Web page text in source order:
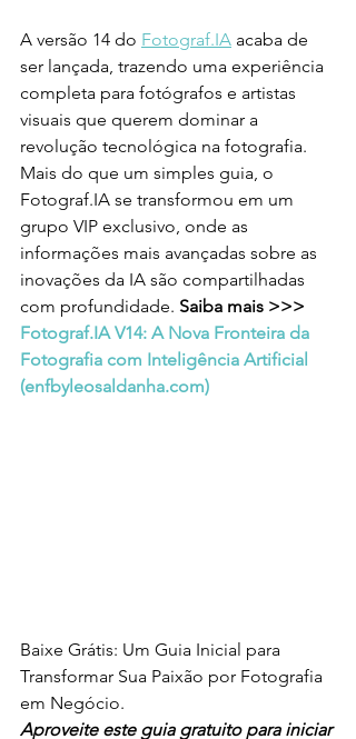
A versão 14 do Fotograf.IA acaba de
ser lançada, trazendo uma experiência
completa para fotógrafos e artistas
visuais que querem dominar a
revolução tecnológica na fotografia.
Mais do que um simples guia, o
Fotograf.IA se transformou em um
grupo VIP exclusivo, onde as
informações mais avançadas sobre as
inovações da IA são compartilhadas
com profundidade. Saiba mais >>>
Fotograf.IA V14: A Nova Fronteira da
Fotografia com Inteligência Artificial
(enfbyleosaldanha.com)
Baixe Grátis: Um Guia Inicial para
Transformar Sua Paixão por Fotografia
em Negócio.
Aproveite este guia gratuito para iniciar